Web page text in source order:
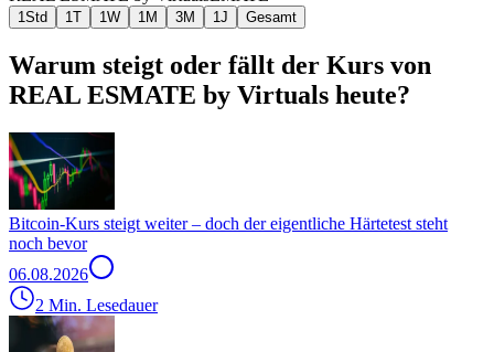
1Std 1T 1W 1M 3M 1J Gesamt
Warum steigt oder fällt der Kurs von
REAL ESMATE by Virtuals heute?
Bitcoin-Kurs steigt weiter – doch der eigentliche Härtetest steht
noch bevor
06.08.2026
2 Min. Lesedauer